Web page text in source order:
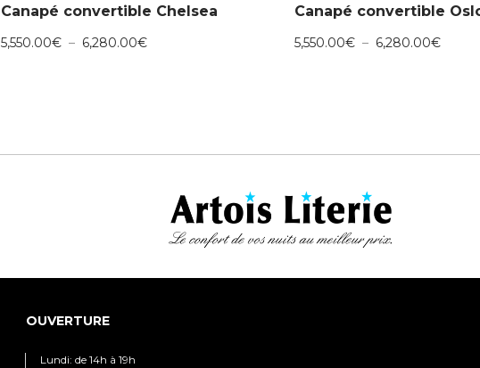
Canapé convertible Chelsea
5,550.00€ – 6,280.00€Plage
Canapé convertible
5,550.00€ – 6,280.00€Plage
OUVERTURE
Lundi: de 14h à 19h